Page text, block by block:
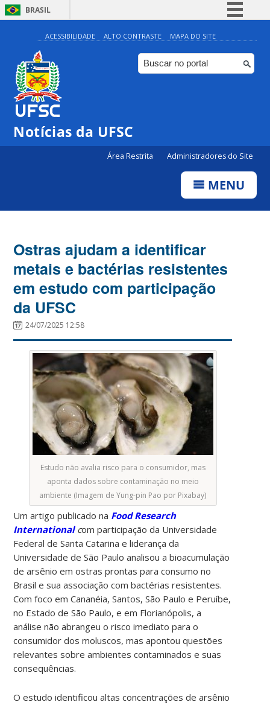
BRASIL
Simplifique!
Comunica BR
Participe
ACESSIBILIDADE ALTO CONTRASTE MAPA DO SITE
Notícias da UFSC
Área Restrita Administradores do Site
MENU
Ostras ajudam a identificar
metais e bactérias resistentes
em estudo com participação
da UFSC
24/07/2025 12:58
Estudo não avalia risco para o consumidor, mas
aponta dados sobre contaminação no meio
ambiente (Imagem de Yung-pin Pao por Pixabay)
Um artigo publicado na Food Research
International com participação da Universidade
Federal de Santa Catarina e liderança da
Universidade de São Paulo analisou a bioacumulação
de arsênio em ostras prontas para consumo no
Brasil e sua associação com bactérias resistentes.
Com foco em Cananéia, Santos, São Paulo e Peruíbe,
no Estado de São Paulo, e em Florianópolis, a
análise não abrangeu o risco imediato para o
consumidor dos moluscos, mas apontou questões
relevantes sobre ambientes contaminados e suas
consequências.
O estudo identificou altas concentrações de arsênio